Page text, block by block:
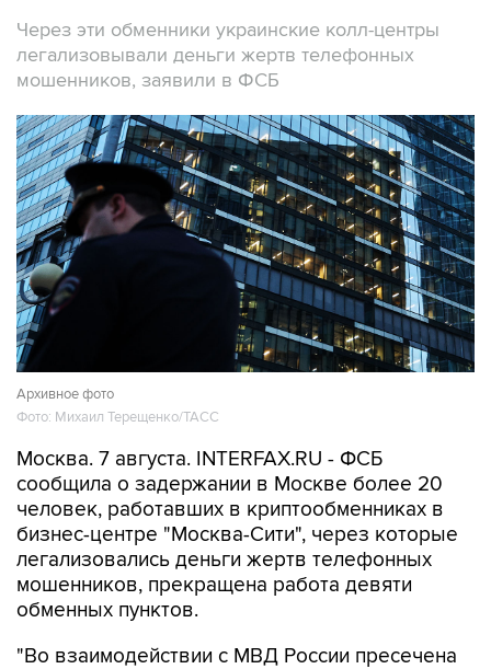
Через эти обменники украинские колл-центры
легализовывали деньги жертв телефонных
мошенников, заявили в ФСБ
Архивное фото
Фото: Михаил Терещенко/ТАСС
Москва. 7 августа. INTERFAX.RU - ФСБ
сообщила о задержании в Москве более 20
человек, работавших в криптообменниках в
бизнес-центре "Москва-Сити", через которые
легализовались деньги жертв телефонных
мошенников, прекращена работа девяти
обменных пунктов.
"Во взаимодействии с МВД России пресечена